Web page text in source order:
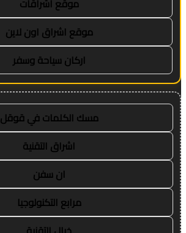
موقع اشراقات
موقع اشراق اون لاين
اركان سياحة وسفر
مسك الكلمات في قوقل
اشراق التقنية
ان سفن
مرابع التكنولوجيا